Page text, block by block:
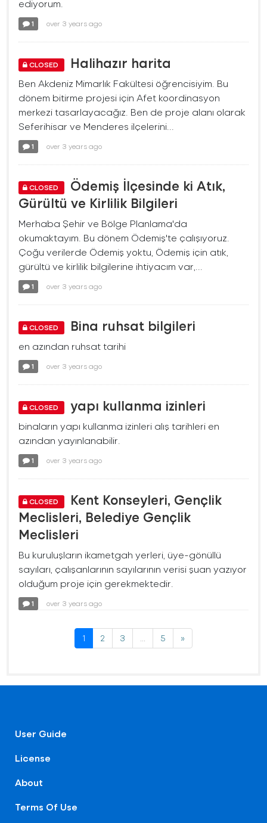
ediyorum.
1 over 3 years ago
CLOSED Halihazır harita
Ben Akdeniz Mimarlık Fakültesi öğrencisiyim. Bu
dönem bitirme projesi için Afet koordinasyon
merkezi tasarlayacağız. Ben de proje alanı olarak
Seferihisar ve Menderes ilçelerini...
1 over 3 years ago
CLOSED
Ödemiş İlçesinde ki Atık,
Gürültü ve Kirlilik Bilgileri
Merhaba Şehir ve Bölge Planlama'da
okumaktayım. Bu dönem Ödemiş'te çalışıyoruz.
Çoğu verilerde Ödemiş yoktu, Ödemiş için atık,
gürültü ve kirlilik bilgilerine ihtiyacım var,...
1 over 3 years ago
CLOSED Bina ruhsat bilgileri
en azından ruhsat tarihi
1 over 3 years ago
CLOSED yapı kullanma izinleri
binaların yapı kullanma izinleri alış tarihleri en
azından yayınlanabilir.
1 over 3 years ago
CLOSED
Kent Konseyleri, Gençlik
Meclisleri, Belediye Gençlik
Meclisleri
Bu kuruluşların ikametgah yerleri, üye-gönüllü
sayıları, çalışanlarının sayılarının verisi şuan yazıyor
olduğum proje için gerekmektedir.
1 over 3 years ago
1 2 3 ... 5 »
User Guide
License
About
Terms Of Use